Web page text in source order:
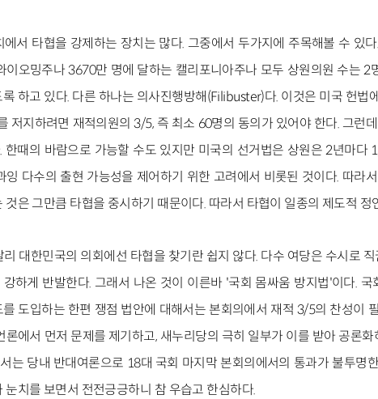
에서 타협을 강제하는 장치는 많다. 그중에서 두가지에 주목해볼 수 있
이오밍주나 3670만 명에 달하는 캘리포니아주나 모두 상원의원 수는 2
하고 있다. 다른 하나는 의사진행방해(Filibuster)다. 이것은 미국 헌법
저지하려면 재적의원의 3/5, 즉 최소 60명의 동의가 있어야 한다. 그런
한때의 바람으로 가능할 수도 있지만 미국의 선거법은 상원은 2년마다
잉 다수의 출현 가능성을 제어하기 위한 고려에서 비롯된 것이다. 따라
것은 그만큼 타협을 중시하기 때문이다. 따라서 타협이 일종의 제도적 정
리 대한민국의 의회에선 타협을 찾기란 쉽지 않다. 다수 여당은 수시로
하게 반발한다. 그래서 나온 것이 이른바 '국회 몸싸움 방지법'이다.
도입하는 한편 쟁점 법안에 대해서는 본회의에서 재적 3/5의 찬성이
론에서 먼저 문제를 제기하고, 새누리당의 극히 일부가 이를 받아 공론
는 당내 반대여론으로 18대 국회 마지막 본회의에서의 통과가 불투명
눈치를 보면서 전전긍긍하니 참 우습고 한심하다.